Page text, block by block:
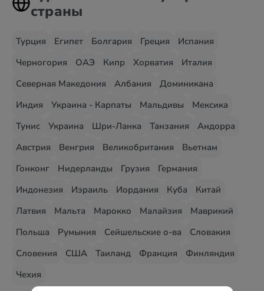
страны
Турция Египет Болгария Греция
Испания
Черногория
ОАЭ Кипр Хорватия
Италия
Северная Македония
Албания
Доминикана
Индия
Украина - Карпаты Мальдивы
Мексика
Тунис
Украина Шри-Ланка Танзания
Андорра
Австрия
Венгрия Великобритания
Вьетнам
Гонконг
Нидерланды Грузия
Германия
Индонезия
Израиль Иордания Куба
Китай
Латвия
Мальта Марокко Малайзия
Маврикий
Польша
Румыния Сейшельские о-ва
Словакия
Словения
США Таиланд Франция
Финляндия
Чехия